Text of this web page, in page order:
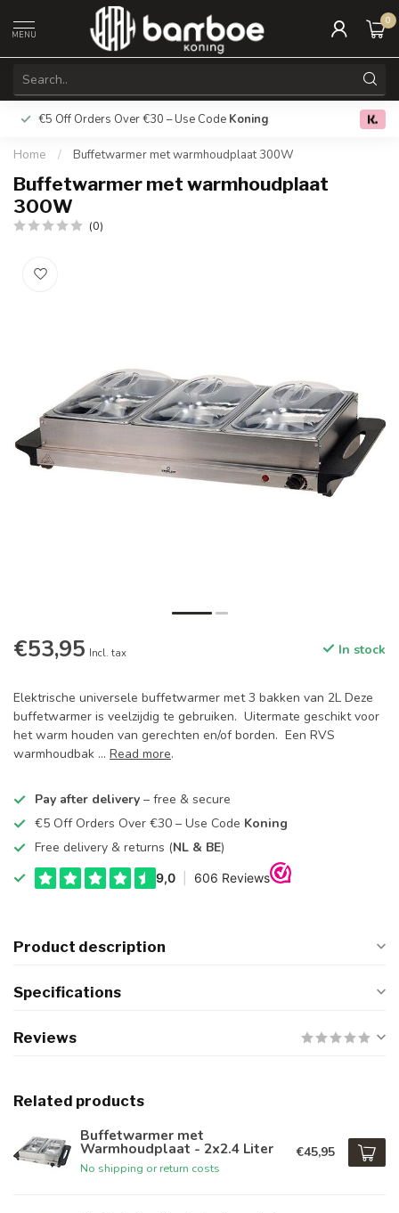
MENU
0
€5 Off Orders Over €30 – Use Code Koning Free
Home / Buffetwarmer met warmhoudplaat 300W
Buffetwarmer met warmhoudplaat
300W
(0)
€53,95 Incl. tax In stock
Elektrische universele buffetwarmer met 3 bakken van 2L Deze
buffetwarmer is veelzijdig te gebruiken. Uitermate geschikt voor
het warm houden van gerechten en/of borden. Een RVS
warmhoudbak ... Read more.
Pay after delivery – free & secure
€5 Off Orders Over €30 – Use Code Koning
Free delivery & returns (NL & BE)
Product description
Specifications
Reviews
Related products
Buffetwarmer met
Warmhoudplaat - 2x2.4 Liter
No shipping or return costs
€45,95